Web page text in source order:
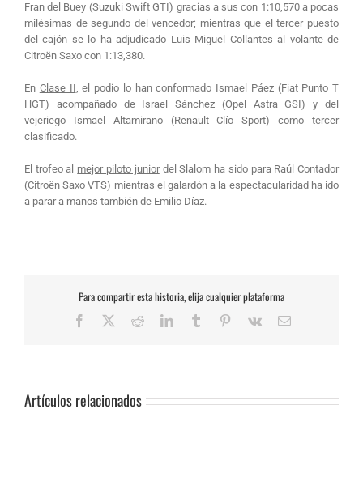
Fran del Buey (Suzuki Swift GTI) gracias a sus con 1:10,570 a pocas
milésimas de segundo del vencedor; mientras que el tercer puesto
del cajón se lo ha adjudicado Luis Miguel Collantes al volante de
Citroën Saxo con 1:13,380.
En Clase II, el podio lo han conformado Ismael Páez (Fiat Punto T
HGT) acompañado de Israel Sánchez (Opel Astra GSI) y del
vejeriego Ismael Altamirano (Renault Clío Sport) como tercer
clasificado.
El trofeo al mejor piloto juniordel Slalom ha sido para Raúl Contador
(Citroën Saxo VTS) mientras el galardón a la espectacularidad ha ido
a parar a manos también de Emilio Díaz.
Para compartir esta historia, elija cualquier plataforma
Facebook RedditLinkedInTumblr Pinterest
Vk
Correo
Artículos relacionados